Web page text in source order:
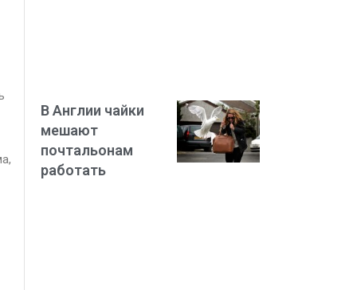
В Англии чайки
мешают
почтальонам
работать